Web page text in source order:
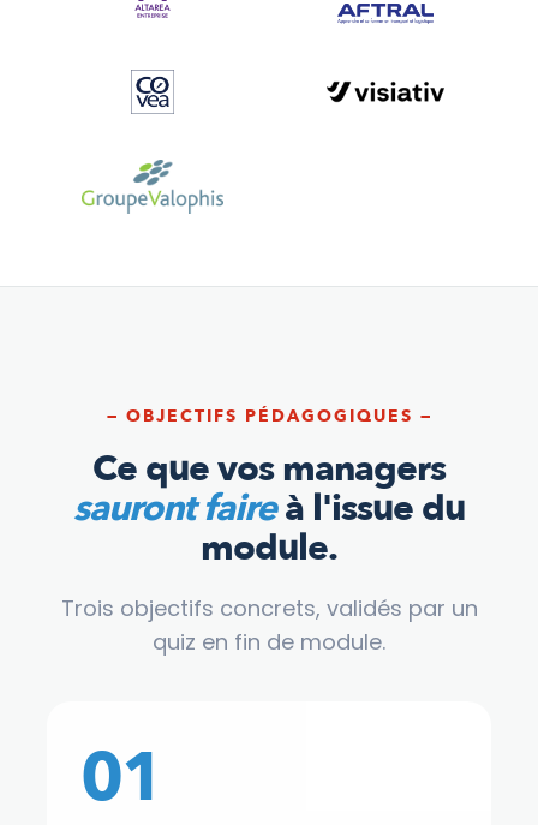
— OBJECTIFS PÉDAGOGIQUES —
Ce que vos managers
sauront faireà l'issue du
module.
Trois objectifs concrets, validés par un
quiz en fin de module.
01